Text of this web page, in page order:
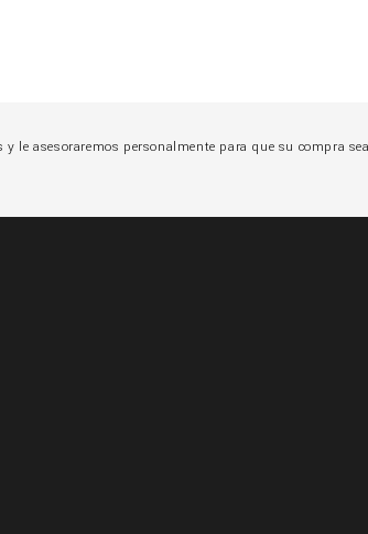
le asesoraremos personalmente para que su compra